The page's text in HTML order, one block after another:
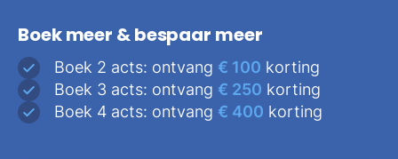
Boek meer & bespaar meer
Boek 2 acts: ontvang € 100 korting
Boek 3 acts: ontvang € 250 korting
Boek 4 acts: ontvang € 400 korting